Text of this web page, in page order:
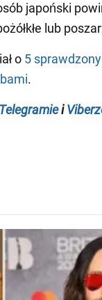
japoński
lub
o 5
.
Telegramiei